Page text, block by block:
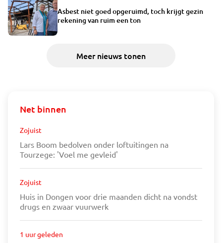
Asbest niet goed opgeruimd, toch krijgt gezin
rekening van ruim een ton
Meer nieuws tonen
Net binnen
Zojuist
Lars Boom bedolven onder loftuitingen na
Tourzege: 'Voel me gevleid'
Zojuist
Huis in Dongen voor drie maanden dicht na vondst
drugs en zwaar vuurwerk
1 uur geleden